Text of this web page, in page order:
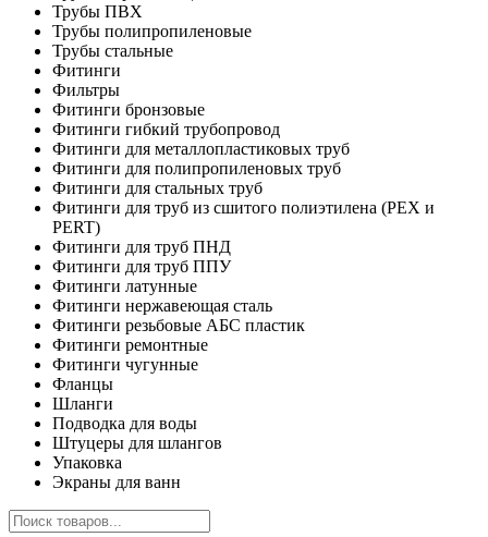
Трубы ПВХ
Трубы полипропиленовые
Трубы стальные
Фитинги
Фильтры
Фитинги бронзовые
Фитинги гибкий трубопровод
Фитинги для металлопластиковых труб
Фитинги для полипропиленовых труб
Фитинги для стальных труб
Фитинги для труб из сшитого полиэтилена (PEX и
PERT)
Фитинги для труб ПНД
Фитинги для труб ППУ
Фитинги латунные
Фитинги нержавеющая сталь
Фитинги резьбовые АБС пластик
Фитинги ремонтные
Фитинги чугунные
Фланцы
Шланги
Подводка для воды
Штуцеры для шлангов
Упаковка
Экраны для ванн